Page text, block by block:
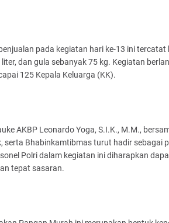
pada kegiatan hari ke-13 ini
dan gula sebanyak 75 kg. Kegiatan
125 Kepala Keluarga (KK).
AKBP Leonardo Yoga, S.I.K., M.M.,
serta Bhabinkamtibmas turut hadir sebagai
Polri dalam kegiatan ini diharapkan
tepat sasaran.